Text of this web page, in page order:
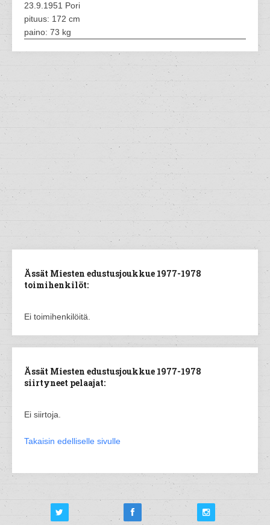
23.9.1951 Pori
pituus: 172 cm
paino: 73 kg
Ässät Miesten edustusjoukkue 1977-1978
toimihenkilöt:
Ei toimihenkilöitä.
Ässät Miesten edustusjoukkue 1977-1978
siirtyneet pelaajat:
Ei siirtoja.
Takaisin edelliselle sivulle